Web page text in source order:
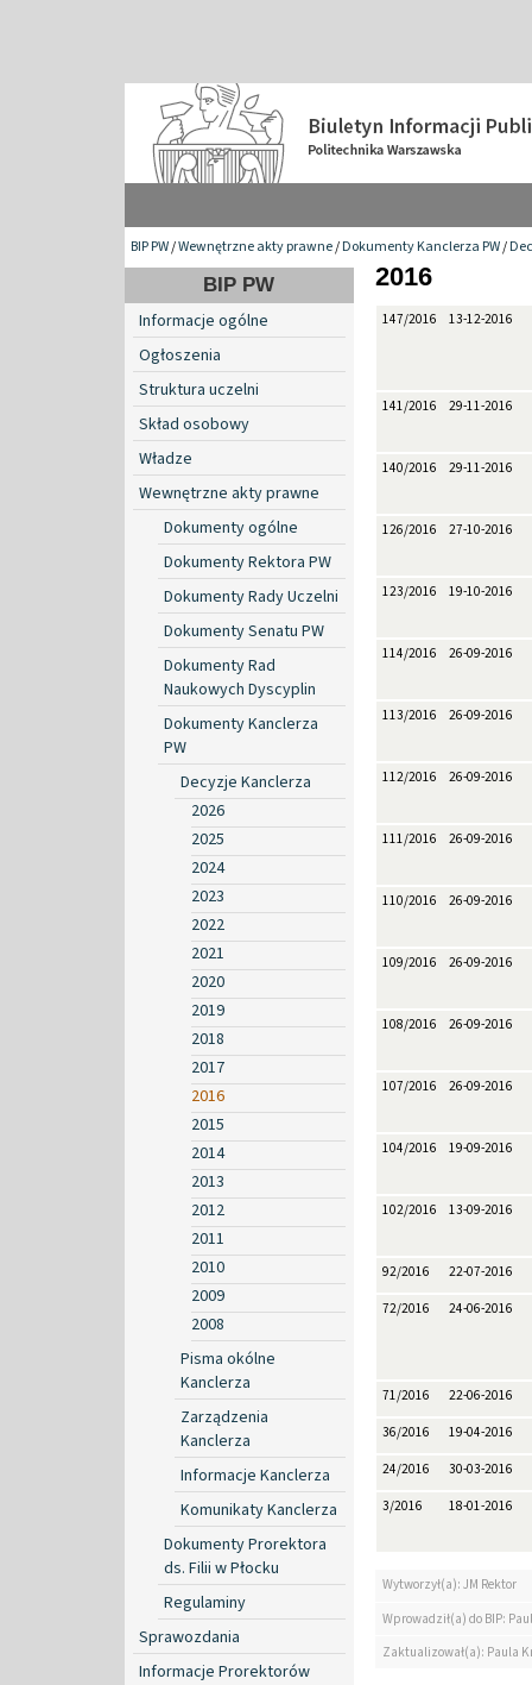
BIP PW/Wewnętrzne akty prawne/Dokumenty Kanclerza PW/
BIP PW
Informacje ogólne
Ogłoszenia
Struktura uczelni
Skład osobowy
Władze
Wewnętrzne akty prawne
Dokumenty ogólne
Dokumenty Rektora PW
Dokumenty Rady Uczelni
Dokumenty Senatu PW
Dokumenty Rad
Naukowych Dyscyplin
Dokumenty Kanclerza
PW
Decyzje Kanclerza
2026
2025
2024
2023
2022
2021
2020
2019
2018
2017
2016
2015
2014
2013
2012
2011
2010
2009
2008
Pisma okólne
Kanclerza
Zarządzenia
Kanclerza
Informacje Kanclerza
Komunikaty Kanclerza
Dokumenty Prorektora
ds. Filii w Płocku
Regulaminy
Sprawozdania
Informacje Prorektorów
2016
147/2016 13-12-2016
141/2016 29-11-2016
140/2016 29-11-2016
126/2016 27-10-2016
123/2016 19-10-2016
114/2016 26-09-2016
113/2016 26-09-2016
112/2016 26-09-2016
111/2016 26-09-2016
110/2016 26-09-2016
109/2016 26-09-2016
108/2016 26-09-2016
107/2016 26-09-2016
104/2016 19-09-2016
102/2016 13-09-2016
92/2016 22-07-2016
72/2016 24-06-2016
71/2016 22-06-2016
36/2016 19-04-2016
24/2016 30-03-2016
3/2016 18-01-2016
Wytworzył(a): JM Rektor
Wprowadził(a) do BIP:
Zaktualizował(a): Paula